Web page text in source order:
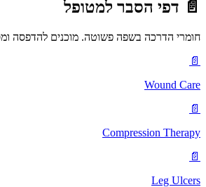
📄 דפי הסבר למטופל
חומרי הדרכה בשפה פשוטה. מוכנים להדפסה
📄
Wound Care
📄
Compression Therapy
📄
Leg Ulcers